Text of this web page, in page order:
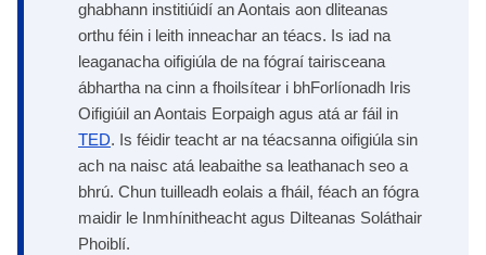
ghabhann institiúidí an Aontais aon dliteanas
orthu féin i leith inneachar an téacs. Is iad na
leaganacha oifigiúla de na fógraí tairisceana
ábhartha na cinn a fhoilsítear i bhForlíonadh Iris
Oifigiúil an Aontais Eorpaigh agus atá ar fáil in
TED. Is féidir teacht ar na téacsanna oifigiúla sin
ach na naisc atá leabaithe sa leathanach seo a
bhrú. Chun tuilleadh eolais a fháil, féach an fógra
maidir le Inmhínitheacht agus Dilteanas Soláthair
Phoiblí.